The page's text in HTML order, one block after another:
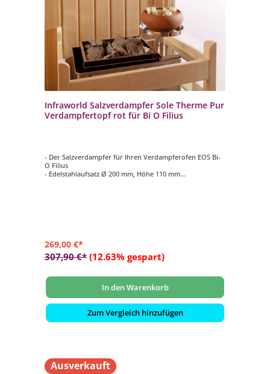
Infraworld Salzverdampfer Sole Therme Pur
Verdampfertopf rot für Bi O Filius
- Der Salzverdampfer für Ihren Verdampferofen EOS Bi-
O Filius
- Edelstahlaufsatz Ø 200 mm, Höhe 110 mm
269,00 €*
307,90 €* (12.63% gespart)
In den Warenkorb
Zum Vergleich hinzufügen
Ausverkauft